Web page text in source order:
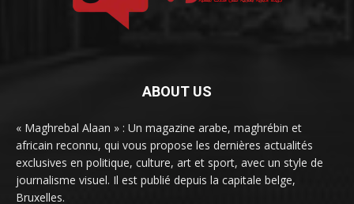
ABOUT US
« Maghrebal Alaan » : Un magazine arabe, maghrébin et
africain reconnu, qui vous propose les dernières actualités
exclusives en politique, culture, art et sport, avec un style de
journalisme visuel. Il est publié depuis la capitale belge,
Bruxelles.